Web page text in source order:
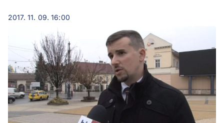
2017. 11. 09. 16:00